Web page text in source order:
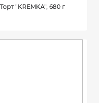
Торт "KREMKA", 680 г